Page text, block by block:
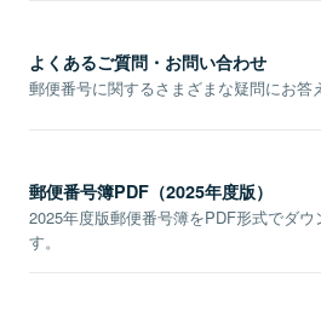
よくあるご質問・お問い合わせ
郵便番号に関するさまざまな疑問にお答
郵便番号簿PDF（2025年度版）
2025年度版郵便番号簿をPDF形式でダウ
す。